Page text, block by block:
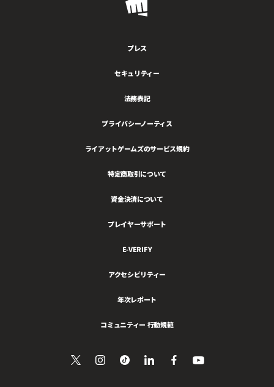
Riot
プレス
セキュリティー
法務表記
プライバシーノーティス
ライアットゲームズのサービス規約
特定商取引について
資金決済について
プレイヤーサポート
E-VERIFY
アクセシビリティー
年次レポート
コミュニティー 行動規範
Twitter
Follow
Follow
LinkedIn
FacebookYouTube
で